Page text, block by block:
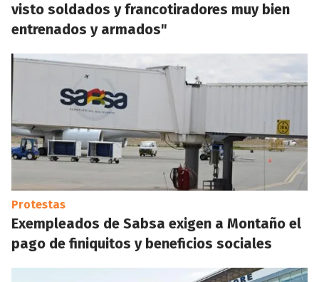
visto soldados y francotiradores muy bien
entrenados y armados"
Protestas
Exempleados de Sabsa exigen a Montaño el
pago de finiquitos y beneficios sociales